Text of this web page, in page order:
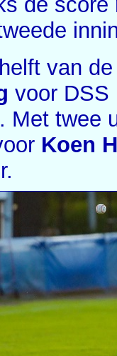
van
voor DSS
. Met twee
Koen